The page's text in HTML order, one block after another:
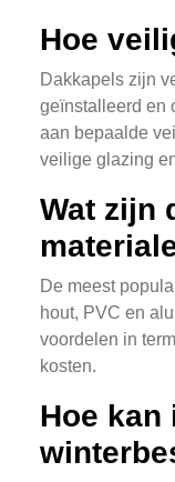
Hoe
Dakkapels zijn
geïnstalleerd en
aan bepaalde
veilige glazing
Wat zijn
De meest
hout, PVC en
voordelen in
kosten.
Hoe kan